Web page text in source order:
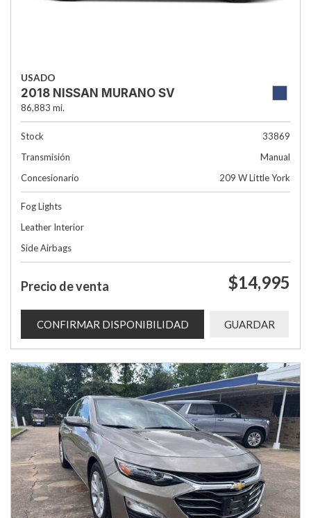
USADO
2018 NISSAN MURANO SV
86,883 mi.
Stock
33869
Transmisión
Manual
Concesionario
209 W Little York
Fog Lights
Leather Interior
Side Airbags
Precio de venta $14,995
CONFIRMAR DISPONIBILIDAD GUARDAR